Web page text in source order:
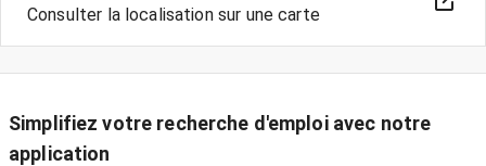
Consulter la localisation sur une carte
Simplifiez votre recherche d'emploi avec notre
application